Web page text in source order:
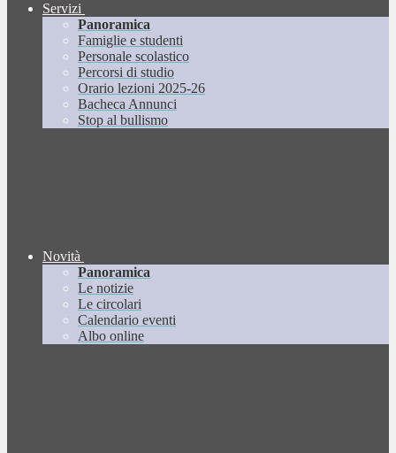
Servizi
Panoramica
Famiglie e studenti
Personale scolastico
Percorsi di studio
Orario lezioni 2025-26
Bacheca Annunci
Stop al bullismo
Novità
Panoramica
Le notizie
Le circolari
Calendario eventi
Albo online